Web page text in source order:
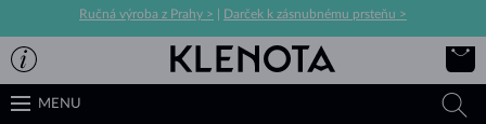
Ručná výroba z Prahy > Darček k zásnubnému prsteňu >
MENU